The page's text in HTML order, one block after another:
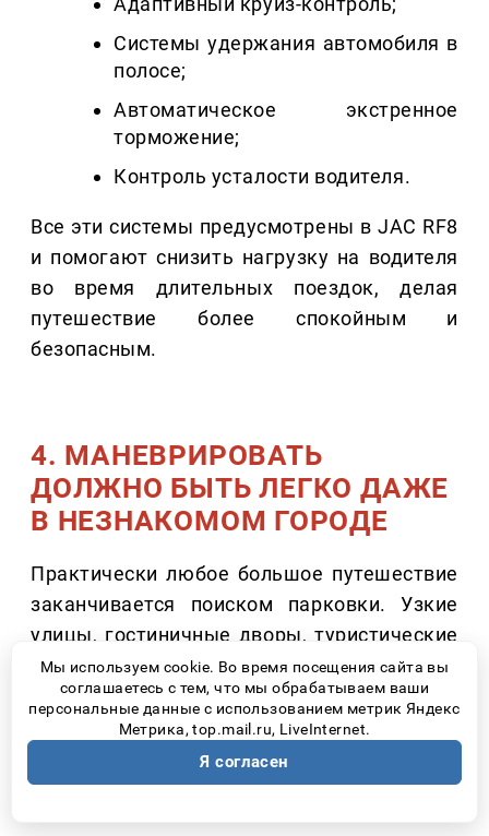
Системы удержания автомобиля в
полосе;
Автоматическое экстренное
торможение;
Контроль усталости водителя.
Все эти системы предусмотрены в JAC RF8
и помогают снизить нагрузку на водителя
во время длительных поездок, делая
путешествие более спокойным и
безопасным.
4. МАНЕВРИРОВАТЬ
ДОЛЖНО БЫТЬ ЛЕГКО ДАЖЕ
В НЕЗНАКОМОМ ГОРОДЕ
Практически любое большое путешествие
заканчивается поиском парковки. Узкие
улицы, гостиничные дворы, туристические
центры – именно здесь многие начинают
переживать из-за размеров автомобиля.
Современные системы кругового обзора
значительно упрощают эту задачу.
Мы используем cookie. Во время посещения сайта вы
соглашаетесь с тем, что мы обрабатываем ваши
персональные данные с использованием метрик Яндекс
Метрика, top.mail.ru, LiveInternet.
Я согласен